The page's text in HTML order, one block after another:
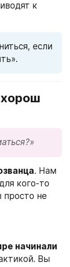
к
если
. Нам
кого-то
просто не
начинали
Вы